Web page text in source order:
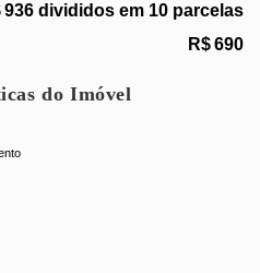
viver com qualidade, em um
21257
936 divididos em 10 parcelas
R$690
do Imóvel